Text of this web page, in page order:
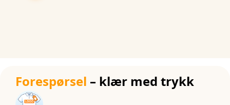
Forespørsel – klær med trykk